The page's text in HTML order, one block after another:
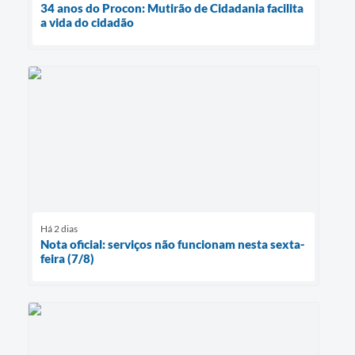
34 anos do Procon: Mutirão de Cidadania facilita
a vida do cidadão
Há 2 dias
Nota oficial: serviços não funcionam nesta sexta-
feira (7/8)